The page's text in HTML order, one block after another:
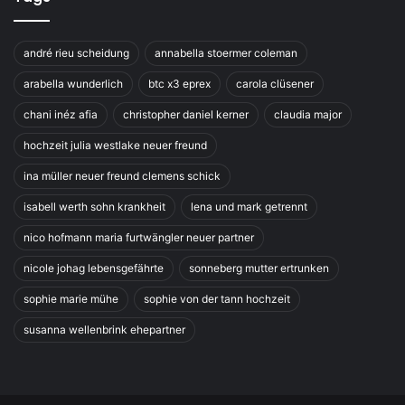
andré rieu scheidung annabella stoermer coleman
arabella wunderlich btc x3 eprex carola clüsener
chani inéz afia christopher daniel kerner claudia major
hochzeit julia westlake neuer freund
ina müller neuer freund clemens schick
isabell werth sohn krankheit lena und mark getrennt
nico hofmann maria furtwängler neuer partner
nicole johag lebensgefährte sonneberg mutter ertrunken
sophie marie mühe sophie von der tann hochzeit
susanna wellenbrink ehepartner